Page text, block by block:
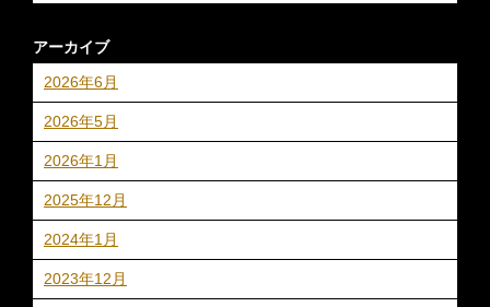
アーカイブ
2026年6月
2026年5月
2026年1月
2025年12月
2024年1月
2023年12月